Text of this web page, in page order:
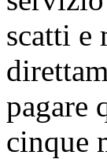
scatti e
pagare
cinque